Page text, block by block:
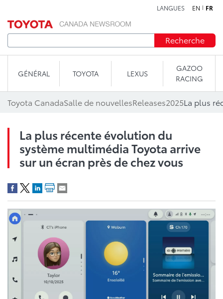
LANGUES EN FR
Recherche
GÉNÉRAL TOYOTA LEXUS
GAZOO
RACING
Toyota CanadaSalle de nouvellesReleases2025
La plus récente évolution du
système multimédia Toyota arrive
sur un écran près de chez vous